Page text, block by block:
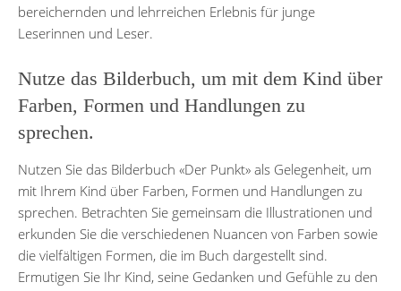
bereichernden und lehrreichen Erlebnis für junge
Leserinnen und Leser.
Nutze das Bilderbuch, um mit dem Kind über
Farben, Formen und Handlungen zu
sprechen.
Nutzen Sie das Bilderbuch «Der Punkt» als Gelegenheit, um
mit Ihrem Kind über Farben, Formen und Handlungen zu
sprechen. Betrachten Sie gemeinsam die Illustrationen und
erkunden Sie die verschiedenen Nuancen von Farben sowie
die vielfältigen Formen, die im Buch dargestellt sind.
Ermutigen Sie Ihr Kind, seine Gedanken und Gefühle zu den